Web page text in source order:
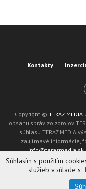
Kontakty
Copyright © TERAZ MEDIA
obsahu správ zo zdrojov
súhlasu TERAZ MEDIA
zaujímavé informácie,
info@terazmedia.sk,
Žiadosť o zverejnenie
na
Oznámenie
Súhlasím s použitím
služieb v súlade s